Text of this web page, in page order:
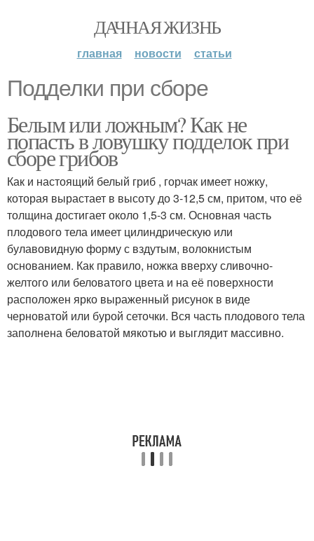
ДАЧНАЯ ЖИЗНЬ
главная новости статьи
Подделки при сборе
Белым или ложным? Как не
попасть в ловушку подделок при
сборе грибов
Как и настоящий белый гриб , горчак имеет ножку,
которая вырастает в высоту до 3-12,5 см, притом, что её
толщина достигает около 1,5-3 см. Основная часть
плодового тела имеет цилиндрическую или
булавовидную форму с вздутым, волокнистым
основанием. Как правило, ножка вверху сливочно-
желтого или беловатого цвета и на её поверхности
расположен ярко выраженный рисунок в виде
черноватой или бурой сеточки. Вся часть плодового тела
заполнена беловатой мякотью и выглядит массивно.